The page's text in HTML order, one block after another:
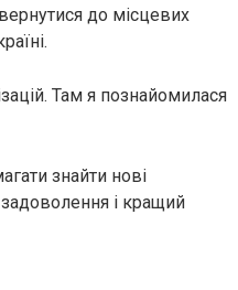
до місцевих
Там я познайомилася
знайти нові
і кращий